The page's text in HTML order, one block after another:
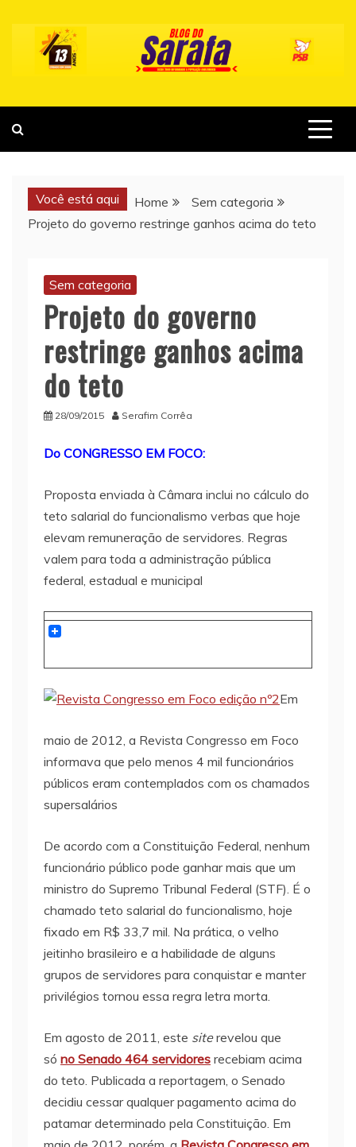
content
Você está aqui Home
Sem categoria
Projeto do governo restringe ganhos acima do teto
Sem categoria
Projeto do governo
restringe ganhos acima
do teto
28/09/2015 Serafim Corrêa
Do CONGRESSO EM FOCO:
Proposta enviada à Câmara inclui no cálculo do
teto salarial do funcionalismo verbas que hoje
elevam remuneração de servidores. Regras
valem para toda a administração pública
federal, estadual e municipal
Em
maio de 2012, a Revista Congresso em Foco
informava que pelo menos 4 mil funcionários
públicos eram contemplados com os chamados
supersalários
De acordo com a Constituição Federal, nenhum
funcionário público pode ganhar mais que um
ministro do Supremo Tribunal Federal (STF). É o
chamado teto salarial do funcionalismo, hoje
fixado em R$ 33,7 mil. Na prática, o velho
jeitinho brasileiro e a habilidade de alguns
grupos de servidores para conquistar e manter
privilégios tornou essa regra letra morta.
Em agosto de 2011, este siterevelou que
só no Senado 464 servidores recebiam acima
do teto. Publicada a reportagem, o Senado
decidiu cessar qualquer pagamento acima do
patamar determinado pela Constituição. Em